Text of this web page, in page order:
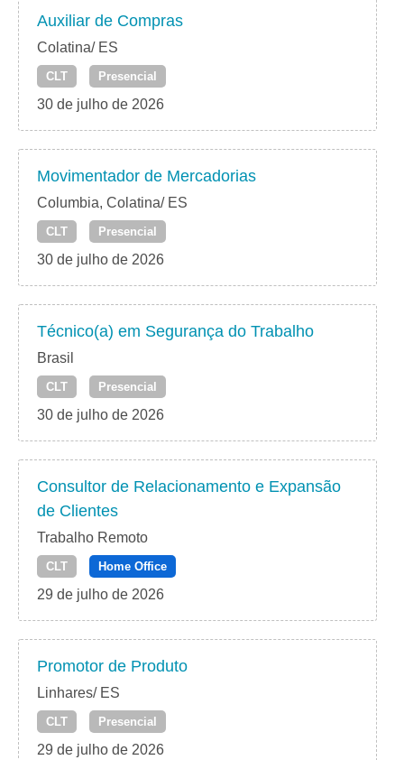
Auxiliar de Compras
Colatina/ ES
CLT Presencial
30 de julho de 2026
Movimentador de Mercadorias
Columbia, Colatina/ ES
CLT Presencial
30 de julho de 2026
Técnico(a) em Segurança do Trabalho
Brasil
CLT Presencial
30 de julho de 2026
Consultor de Relacionamento e Expansão
de Clientes
Trabalho Remoto
CLT Home Office
29 de julho de 2026
Promotor de Produto
Linhares/ ES
CLT Presencial
29 de julho de 2026